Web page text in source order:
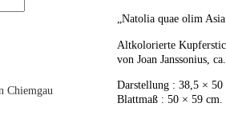
Chiemgau
„Natolia quae olim
Altkolorierte
von Joan Janssonius,
Darstellung : 38,5 × 50
Blattmaß : 50 × 59 cm.